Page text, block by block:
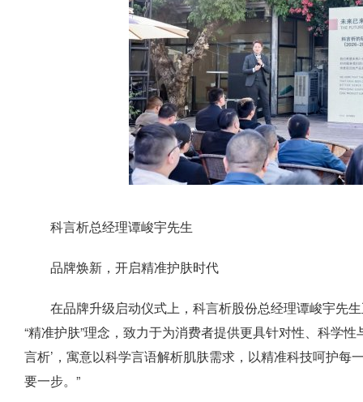
科言析总经理谭峻宇先生
品牌焕新，开启精准护肤时代
在品牌升级启动仪式上，科言析股份总经理谭峻宇先
“精准护肤”理念，致力于为消费者提供更具针对性、科学
言析’，寓意以科学言语解析肌肤需求，以精准科技呵护
要一步。”